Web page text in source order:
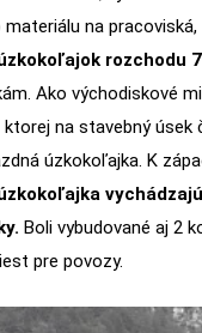
na
rozchodu
Ako východiskové
na stavebný úsek
úzkokoľajka. K
Boli vybudované aj 2
pre povozy.